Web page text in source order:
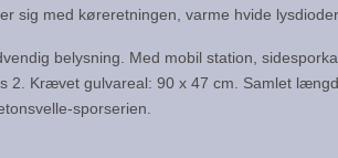
sig med køreretningen, varme hvide
belysning. Med mobil station,
2. Krævet gulvareal: 90 x 47 cm. Samlet
sporserien.